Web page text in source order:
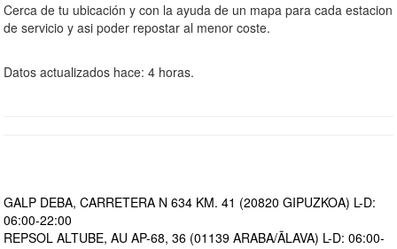
Cerca de tu ubicación y con la ayuda de un mapa para cada estacion
de servicio y asi poder repostar al menor coste.
Datos actualizados hace: 4 horas.
GALP DEBA, CARRETERA N 634 KM. 41 (20820 GIPUZKOA) L-D:
06:00-22:00
REPSOL ALTUBE, AU AP-68, 36 (01139 ARABA/ÃLAVA) L-D: 06:00-